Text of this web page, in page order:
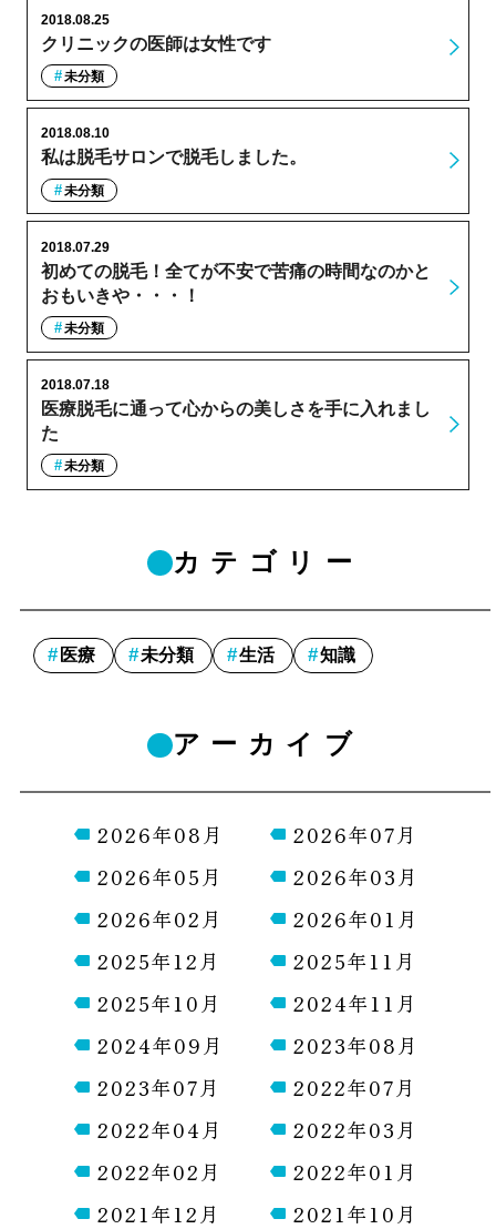
クリニックの医師は女性です
2018.08.25
未分類
私は脱毛サロンで脱毛しました。
2018.08.10
未分類
初めての脱毛！全てが不安で苦痛の時間なのかと
おもいきや・・・！
2018.07.29
未分類
医療脱毛に通って心からの美しさを手に入れまし
た
2018.07.18
未分類
カテゴリー
医療 未分類 生活 知識
アーカイブ
2026年08月
2026年07月
2026年05月
2026年03月
2026年02月
2026年01月
2025年12月
2025年11月
2025年10月
2024年11月
2024年09月
2023年08月
2023年07月
2022年07月
2022年04月
2022年03月
2022年02月
2022年01月
2021年12月
2021年10月